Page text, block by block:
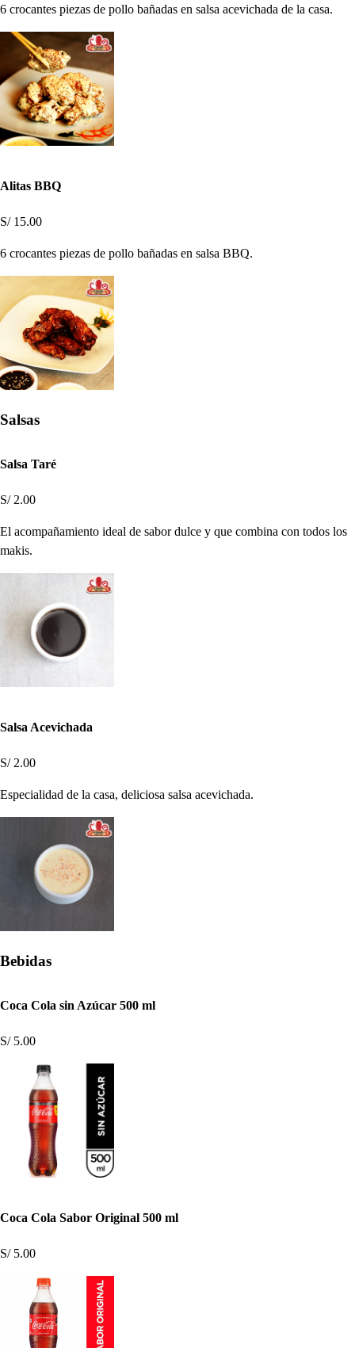
6 crocantes piezas de pollo bañadas en salsa acevichada de la casa.
Alitas BBQ
S/ 15.00
6 crocantes piezas de pollo bañadas en salsa BBQ.
Salsas
Salsa Taré
S/ 2.00
El acompañamiento ideal de sabor dulce y que combina con todos los
makis.
Salsa Acevichada
S/ 2.00
Especialidad de la casa, deliciosa salsa acevichada.
Bebidas
Coca Cola sin Azúcar 500 ml
S/ 5.00
Coca Cola Sabor Original 500 ml
S/ 5.00